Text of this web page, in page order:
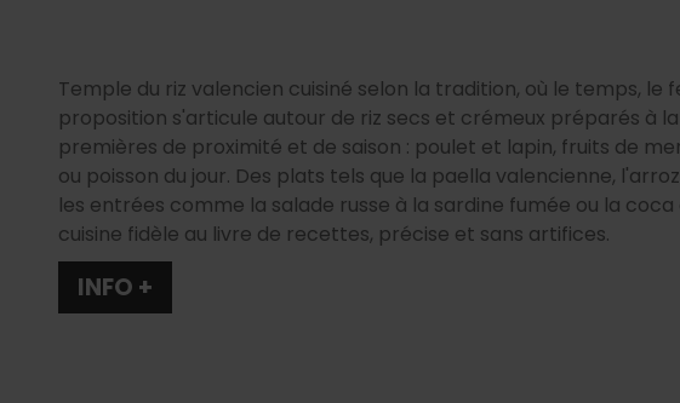
Temple du riz valencien cuisiné selon la tradition, où le temps, le
proposition s'articule autour de riz secs et crémeux préparés à
premières de proximité et de saison : poulet et lapin, fruits de
ou poisson du jour. Des plats tels que la paella valencienne,
les entrées comme la salade russe à la sardine fumée ou la
cuisine fidèle au livre de recettes, précise et sans artifices.
INFO +